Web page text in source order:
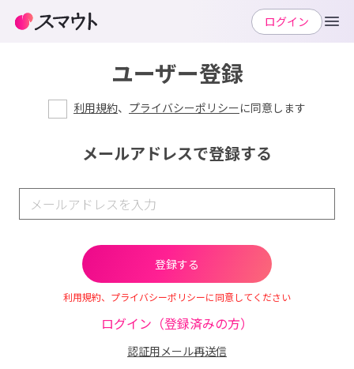
ユーザー登録
利用規約、 プライバシーポリシーに同意します
メールアドレスで登録する
利用規約、プライバシーポリシーに同意してください
ログイン（登録済みの方）
認証用メール再送信
ログイン